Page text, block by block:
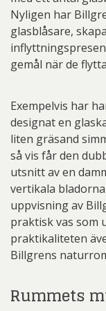
Nyligen har
glasblåsare,
gemål när de
Exempelvis har
designat en
liten gräsand
så vis får den
utsnitt av en
vertikala
uppvisning av
praktisk vas som
praktikaliteten
Billgrens
Rummets